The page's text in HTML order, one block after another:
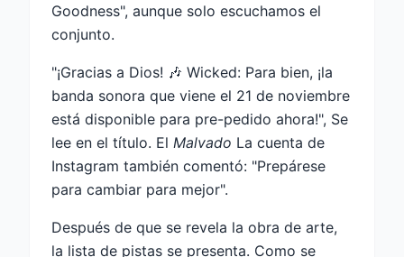
Goodness", aunque solo escuchamos el
conjunto.
"¡Gracias a Dios! 🎶 Wicked: Para bien, ¡la
banda sonora que viene el 21 de noviembre
está disponible para pre-pedido ahora!", Se
lee en el título. El Malvado La cuenta de
Instagram también comentó: "Prepárese
para cambiar para mejor".
Después de que se revela la obra de arte,
la lista de pistas se presenta. Como se